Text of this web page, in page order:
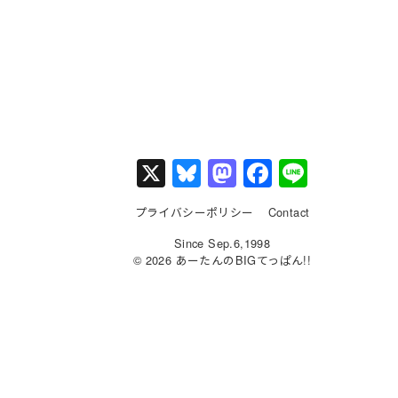
X Bl
u
e
s
M
a
st
o
F
a
c
e
プライバシーポリシー
Contact
Since Sep.6,1998
© 2026 あーたんのBIGてっぱん!!